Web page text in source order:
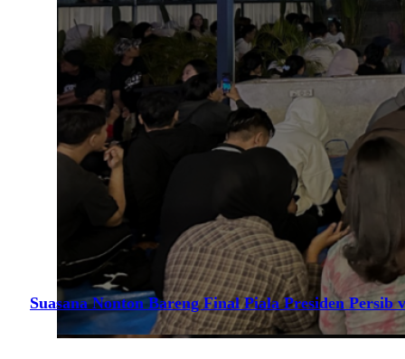
Suasana Nonton Bareng Final Piala Presiden Persib